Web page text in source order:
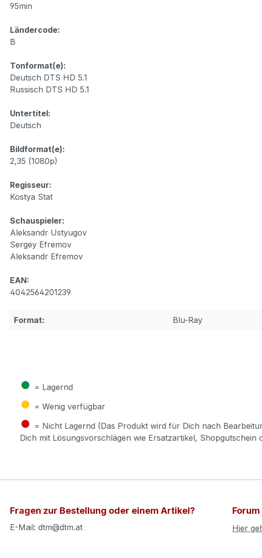
95min
Ländercode:
B
Tonformat(e):
Deutsch DTS HD 5.1
Russisch DTS HD 5.1
Untertitel:
Deutsch
Bildformat(e):
2,35 (1080p)
Regisseur:
Kostya Stat
Schauspieler:
Aleksandr Ustyugov
Sergey Efremov
Aleksandr Efremov
EAN:
4042564201239
Format: Blu-Ray
● = Lagernd
● = Wenig verfügbar
● = Nicht Lagernd (Das Produkt wird für Dich nach
Dich mit Lösungsvorschlägen wie Ersatzartikel, Shopgutschein
Fragen zur Bestellung oder einem Artikel?
E-Mail: dtm@dtm.at
Forum
Hier